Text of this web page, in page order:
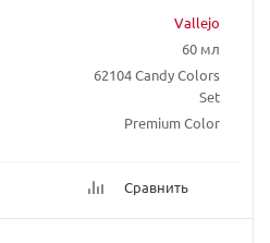
Vallejo
60 мл
62104 Candy Colors
Set
Premium Color
Сравнить